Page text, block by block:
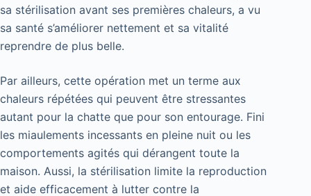
sa stérilisation avant ses premières chaleurs, a vu
sa santé s’améliorer nettement et sa vitalité
reprendre de plus belle.
Par ailleurs, cette opération met un terme aux
chaleurs répétées qui peuvent être stressantes
autant pour la chatte que pour son entourage. Fini
les miaulements incessants en pleine nuit ou les
comportements agités qui dérangent toute la
maison. Aussi, la stérilisation limite la reproduction
et aide efficacement à lutter contre la